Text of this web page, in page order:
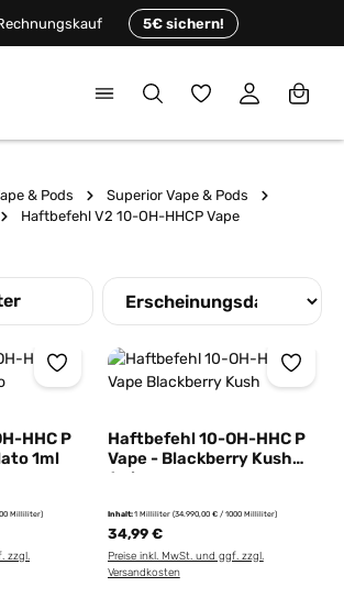
5€ sichern!
Du hast 0
& Pods
Superior Vape & Pods
Haftbefehl V2 10-OH-HHCP Vape
HHC P
1ml
Milliliter)
zzgl.
Haftbefehl 10-OH-HHC P
Vape - Blackberry Kush
1ml
Inhalt:1 Milliliter (34.990,00 € / 1000 Milliliter)
34,99 €
Preise inkl. MwSt. und ggf. zzgl.
Versandkosten